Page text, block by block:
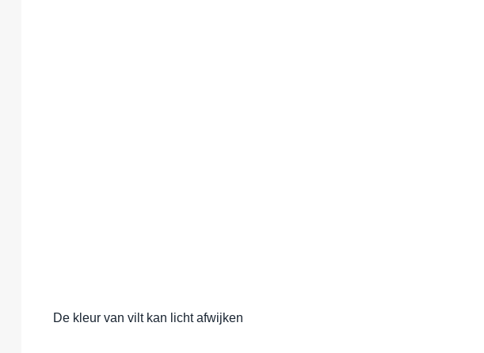
De kleur van vilt kan licht afwijken